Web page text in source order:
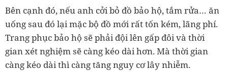
Bên cạnh đó, nếu anh cởi bỏ đồ bảo hộ, tắm rửa… ăn
uống sau đó lại mặc bộ đồ mới rất tốn kém, lãng phí.
Trang phục bảo hộ sẽ phải đội lên gấp đôi và thời
gian xét nghiệm sẽ càng kéo dài hơn. Mà thời gian
càng kéo dài thì càng tăng nguy cơ lây nhiễm.